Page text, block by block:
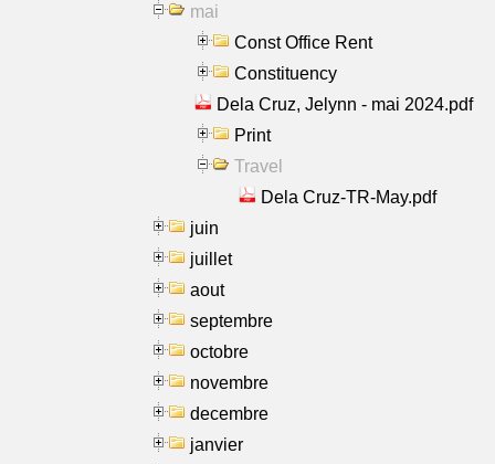
mai
Const Office Rent
Constituency
Dela Cruz, Jelynn - mai 2024.pdf
Print
Travel
Dela Cruz-TR-May.pdf
juin
juillet
aout
septembre
octobre
novembre
decembre
janvier